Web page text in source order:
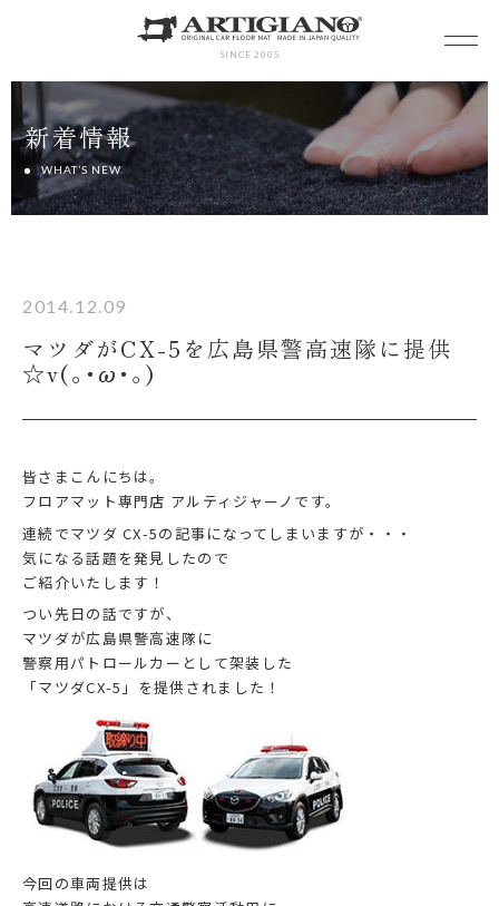
SINCE 2005
新着情報
WHAT’S NEW
2014.12.09
マツダがCX-5を広島県警高速隊に提供
☆v(｡･ω･｡)
皆さまこんにちは。
フロアマット専門店 アルティジャーノです。
連続でマツダ CX-5の記事になってしまいますが・・・
気になる話題を発見したので
ご紹介いたします！
つい先日の話ですが、
マツダが広島県警高速隊に
警察用パトロールカーとして架装した
「マツダCX-5」を提供されました！
今回の車両提供は